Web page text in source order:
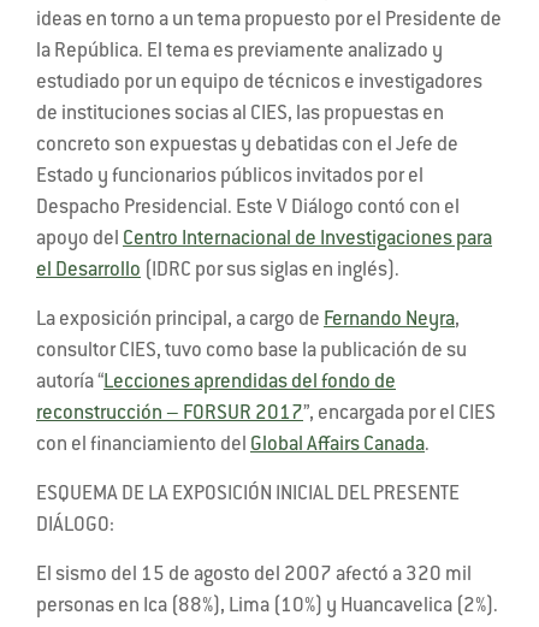
ideas en torno a un tema propuesto por el Presidente de
la República. El tema es previamente analizado y
estudiado por un equipo de técnicos e investigadores
de instituciones socias al CIES, las propuestas en
concreto son expuestas y debatidas con el Jefe de
Estado y funcionarios públicos invitados por el
Despacho Presidencial. Este V Diálogo contó con el
apoyo del Centro Internacional de Investigaciones para
el Desarrollo (IDRC por sus siglas en inglés).
La exposición principal, a cargo de Fernando Neyra,
consultor CIES, tuvo como base la publicación de su
autoría “Lecciones aprendidas del fondo de
reconstrucción – FORSUR 2017”, encargada por el CIES
con el financiamiento del Global Affairs Canada.
ESQUEMA DE LA EXPOSICIÓN INICIAL DEL PRESENTE
DIÁLOGO:
El sismo del 15 de agosto del 2007 afectó a 320 mil
personas en Ica (88%), Lima (10%) y Huancavelica (2%).